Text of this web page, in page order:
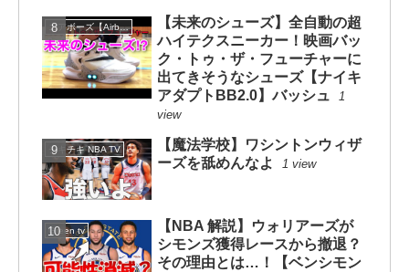
エアボーズ【Airbowz 】
【未来のシューズ】全自動の超
ハイテクスニーカー！映画バッ
ク・トゥ・ザ・フューチャーに
出てきそうなシューズ【ナイキ
アダプトBB2.0】バッシュ
1
view
チキチキ NBA TV
【魔法学校】ワシントンウィザ
ーズを舐めんなよ
1 view
Green tv
【NBA 解説】ウォリアーズが
シモンズ獲得レースから撤退？
その理由とは…！【ベンシモン